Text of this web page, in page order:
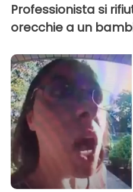
Professionista si
orecchie a un